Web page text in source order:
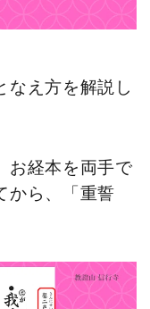
なえ方を解説し
お経本を両手で
から、「重誓